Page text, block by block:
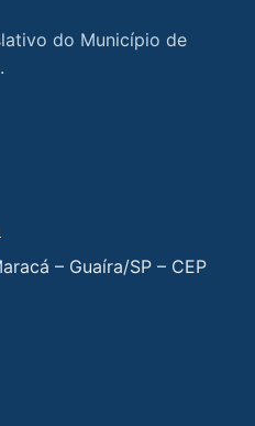
do Município de
– Guaíra/SP – CEP